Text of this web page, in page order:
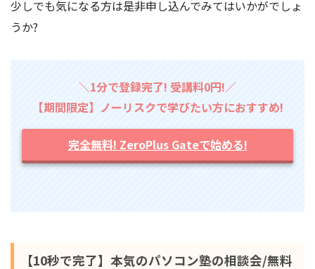
少しでも気になる方は是非申し込んでみてはいかがでしょ
うか?
＼1分で登録完了! 受講料0円!／
【期間限定】ノーリスクで学びたい方におすすめ!
完全無料! ZeroPlus Gateで始める!
【10秒で完了】本気のパソコン塾の相談会/無料